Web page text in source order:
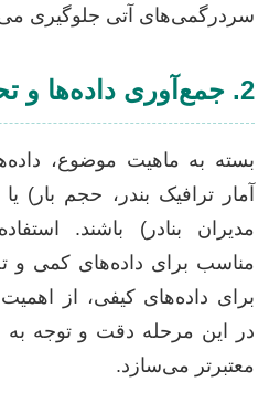
سردرگمی‌های آتی جلوگیری
2. جمع‌آوری داده‌ها و تحلیل
بسته به ماهیت موضوع،
آمار ترافیک بندر، حجم بار)
مدیران بنادر) باشند.
مناسب برای داده‌های کمی و
برای داده‌های کیفی، از
در این مرحله دقت و توجه به
معتبرتر می‌سازد.